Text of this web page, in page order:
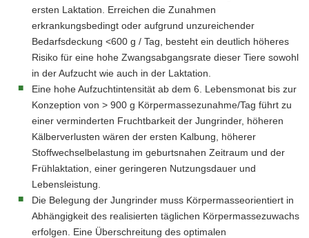
ersten Laktation. Erreichen die Zunahmen
erkrankungsbedingt oder aufgrund unzureichender
Bedarfsdeckung <600 g / Tag, besteht ein deutlich höheres
Risiko für eine hohe Zwangsabgangsrate dieser Tiere sowohl
in der Aufzucht wie auch in der Laktation.
Eine hohe Aufzuchtintensität ab dem 6. Lebensmonat bis zur
Konzeption von > 900 g Körpermassezunahme/Tag führt zu
einer verminderten Fruchtbarkeit der Jungrinder, höheren
Kälberverlusten wären der ersten Kalbung, höherer
Stoffwechselbelastung im geburtsnahen Zeitraum und der
Frühlaktation, einer geringeren Nutzungsdauer und
Lebensleistung.
Die Belegung der Jungrinder muss Körpermasseorientiert in
Abhängigkeit des realisierten täglichen Körpermassezuwachs
erfolgen. Eine Überschreitung des optimalen